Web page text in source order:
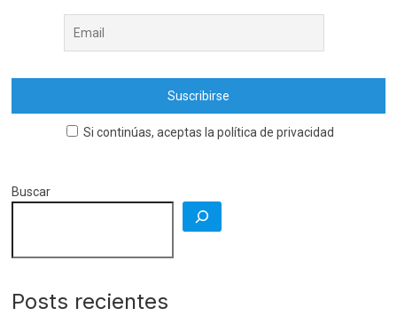
Si continúas, aceptas la política de privacidad
Buscar
Posts recientes